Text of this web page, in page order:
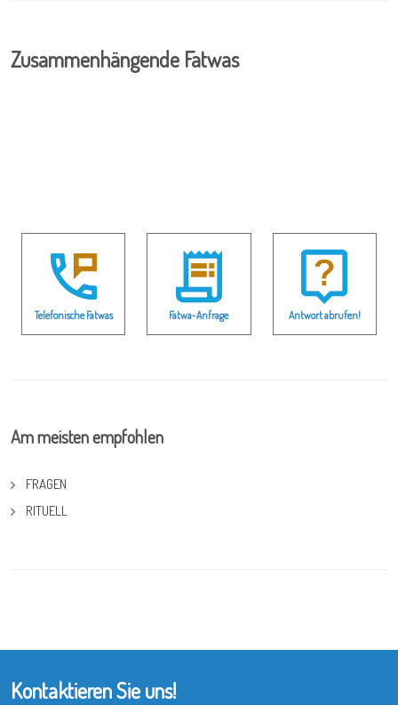
Zusammenhängende Fatwas
Telefonische Fatwas Fatwa-Anfrage Antwort abrufen!
Am meisten empfohlen
FRAGEN
RITUELL
Kontaktieren Sie uns!